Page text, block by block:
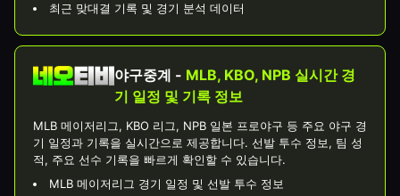
최근 맞대결 기록 및 경기 분석 데이터
야구중계 - MLB, KBO, NPB 실시간 경
기 일정 및 기록 정보
MLB 메이저리그, KBO 리그, NPB 일본 프로야구 등 주요 야구 경
기 일정과 기록을 실시간으로 제공합니다. 선발 투수 정보, 팀 성
적, 주요 선수 기록을 빠르게 확인할 수 있습니다.
MLB 메이저리그 경기 일정 및 선발 투수 정보